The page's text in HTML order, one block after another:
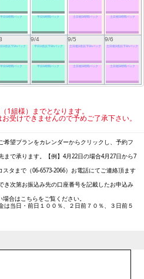
平日5時間パック 平日5時間パック 土日祝5時間パック 土日祝5時間パック
3名以下5hパック
平日5時間パック
9/4
平日3名以下5hパック
平日5時間パック
9/5
土日祝3名以下5hパック
土日祝5時間パック
9/6
土日祝3名以下5hパック
土日祝5時間パック
1組様）までとなります。
受けできませんので予めご了承下さい。
希望プランをカレンダーからクリックし、予約フ
まで承ります。【例】4月22日の場合4月27日から7
タまで（06-6573-2066）お電話にてご連絡頂ます
き次第お振込み先の口座番号を記載したお申込み
合はこちらをご覧ください。
は当日・前日１００％、２日前７０％、３日前５